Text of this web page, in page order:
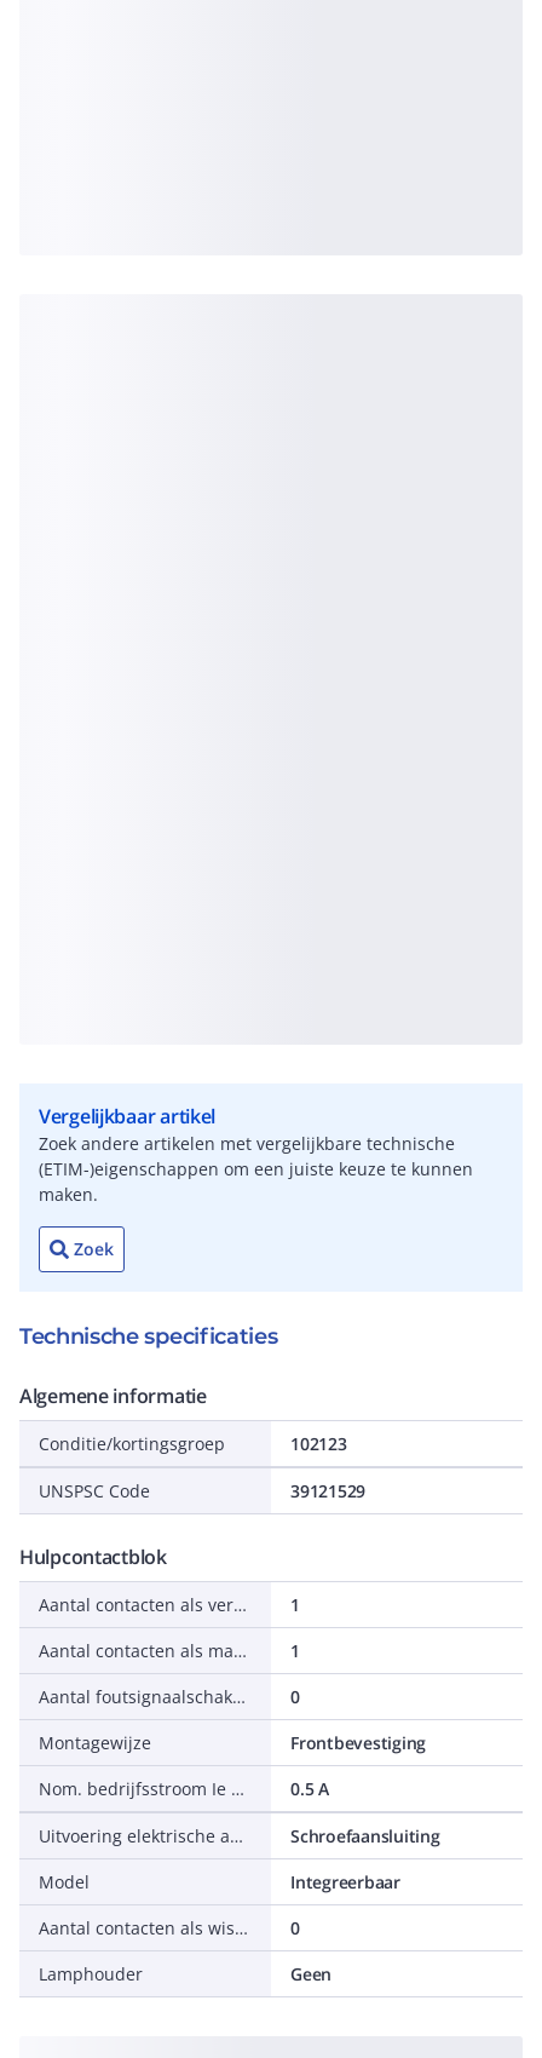
Vergelijkbaar artikel
Zoek andere artikelen met vergelijkbare technische
(ETIM-)eigenschappen om een juiste keuze te kunnen
maken.
Zoek
Technische specificaties
Algemene informatie
Conditie/kortingsgroep 102123
UNSPSC Code 39121529
Hulpcontactblok
Aantal contacten als verbreekcontact
1
Aantal contacten als maakcontact
1
Aantal foutsignaalschakelaars
0
Montagewijze
Frontbevestiging
Nom. bedrijfsstroom Ie bij AC-15, 230 V
0.5 A
Uitvoering elektrische aansluiting
Schroefaansluiting
Model
Integreerbaar
Aantal contacten als wisselcontact
0
Lamphouder
Geen